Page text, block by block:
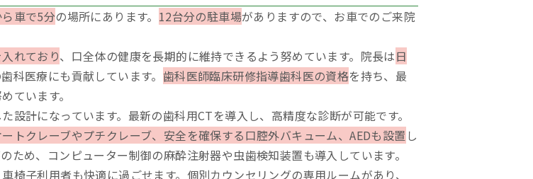
車で5分の場所にあります。 12台分の駐車場がありますので、お車でのご来院
れており、口全体の健康を長期的に維持できるよう努めています。院長は日
科医療にも貢献しています。 歯科医師臨床研修指導歯科医の資格を持ち、最
ています。
設計になっています。最新の歯科用CTを導入し、高精度な診断が可能です。
トクレーブやプチクレーブ、安全を確保する口腔外バキューム、AEDも設置 し
ため、コンピューター制御の麻酔注射器や虫歯検知装置も導入しています。
車椅子利用者も快適に過ごせます。個別カウンセリングの専用ルームがあり、